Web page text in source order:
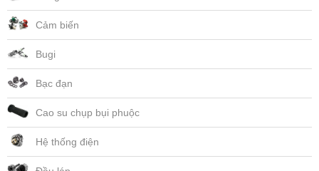
Cảm biến
Bugi
Bạc đạn
Cao su chụp bụi phuộc
Hệ thống điện